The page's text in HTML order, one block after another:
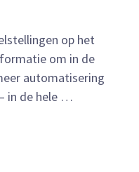
op het
om in de
automatisering
in de hele …